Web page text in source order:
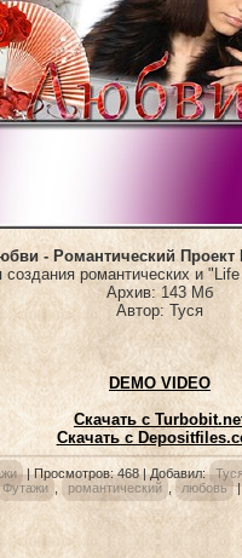
- Романтический Проект
романтических и
Архив: 143 Мб
Автор: Туся
DEMO VIDEO
Скачать с
Скачать с
|Просмотров: 468 |Добавил: Туся
Футажи романтический , любовь |